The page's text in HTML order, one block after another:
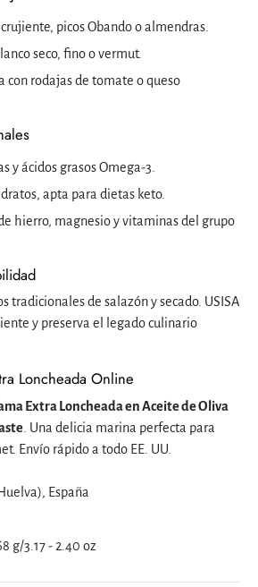
picos Obando o almendras.
seco, fino o vermut.
con rodajas de tomate o queso
y ácidos grasos Omega-3.
apta para dietas keto.
hierro, magnesio y vitaminas del grupo
tradicionales de salazón y secado. USISA
y preserva el legado culinario
Loncheada Online
Extra Loncheada en Aceite de Oliva
. Una delicia marina perfecta para
Envío rápido a todo EE. UU.
España
g/3.17 - 2.40 oz